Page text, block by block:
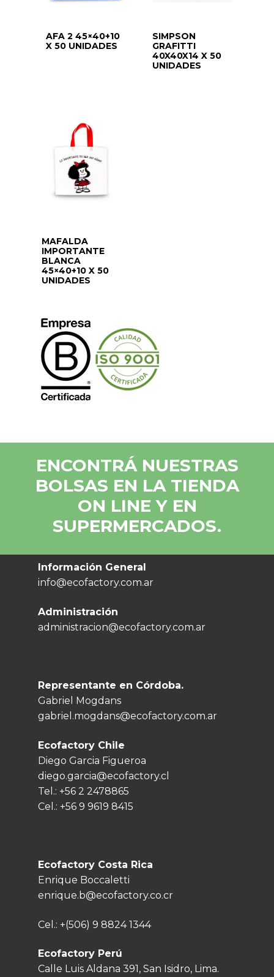
AFA 2 45×40+10
X 50 UNIDADES
SIMPSON
GRAFITTI
40X40X14 X 50
UNIDADES
MAFALDA
IMPORTANTE
BLANCA
45×40+10 X 50
UNIDADES
ENCONTRÁ NUESTRAS
BOLSAS EN LA TIENDA
ON LINE Y EN
SUPERMERCADOS.
Información General
info@ecofactory.com.ar
Administración
administracion@ecofactory.com.ar
Representante en Córdoba.
Gabriel Mogdans
gabriel.mogdans@ecofactory.com.ar
Ecofactory Chile
Diego Garcia Figueroa
diego.garcia@ecofactory.cl
Tel.:+56 2 2478865
Cel.:+56 9 9619 8415
Ecofactory Costa Rica
Enrique Boccaletti
enrique.b@ecofactory.co.cr
Cel.:+(506) 9 8824 1344
Ecofactory Perú
Calle Luis Aldana 391, San Isidro, Lima.